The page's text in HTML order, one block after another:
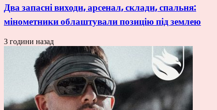
Два запасні виходи, арсенал, склади, спальня:
мінометники облаштували позицію під землею
3 години назад